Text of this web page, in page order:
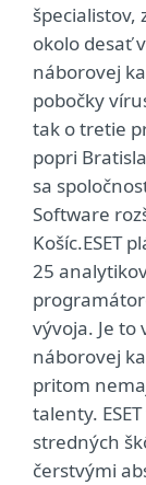
špecialistov,
okolo desať
náborovej
pobočky
tak o tretie
popri
sa
Software
Košíc.ESET
25
vývoja. Je to
náborovej
pritom
talenty.
stredných
čerstvými